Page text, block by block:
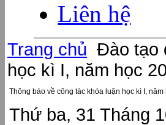
Liên hệ
Trang chủ Đào tạo
học kì I, năm học
Thông báo về công tác khóa luận học kì I,
Thứ ba, 31 Tháng